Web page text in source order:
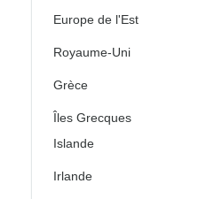
Europe de l'Est
Royaume-Uni
Grèce
Îles Grecques
Islande
Irlande